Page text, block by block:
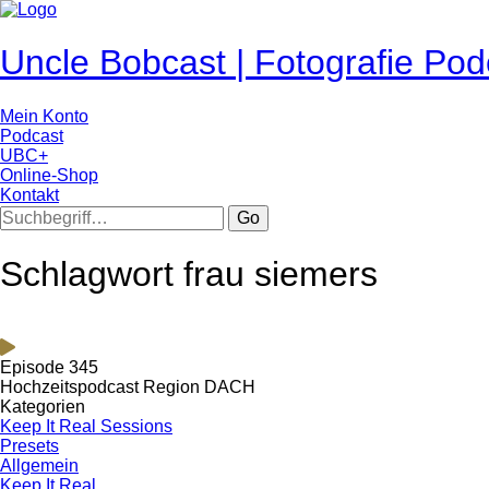
Uncle Bobcast | Fotografie
Mein Konto
Podcast
UBC+
Online-Shop
Kontakt
Go
Schlagwort frau siemers
Episode 345
Hochzeitspodcast Region DACH
Kategorien
Keep It Real Sessions
Presets
Allgemein
Keep It Real